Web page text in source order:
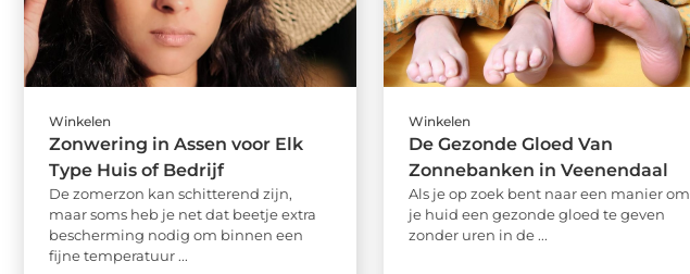
Winkelen
Zonwering in Assen voor Elk
Type Huis of Bedrijf
De zomerzon kan schitterend zijn,
maar soms heb je net dat beetje extra
bescherming nodig om binnen een
fijne temperatuur ...
Winkelen
De Gezonde Gloed Van
Zonnebanken in Veenendaal
Als je op zoek bent naar een manier om
je huid een gezonde gloed te geven
zonder uren in de ...